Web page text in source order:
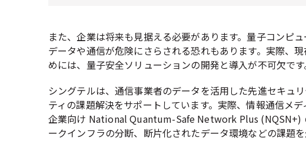
また、企業は将来も見据える必要があります。量子コンピ
データや通信が危険にさらされる恐れもあります。実際、
めには、量子安全ソリューションの開発と導入が不可欠です
シングテルは、通信事業者のデータを活用した先進セキュ
ティの課題解決をサポートしています。実際、情報通信
企業向け National Quantum-Safe Network Plus (NQSN+)
ークインフラの分断、断片化されたデータ環境などの課題